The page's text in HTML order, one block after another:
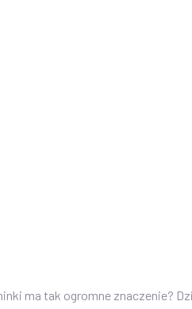
ma tak ogromne znaczenie?